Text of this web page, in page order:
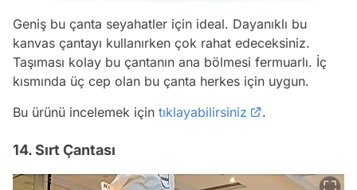
Geniş bu çanta seyahatler için ideal. Dayanıklı bu
kanvas çantayı kullanırken çok rahat edeceksiniz.
Taşıması kolay bu çantanın ana bölmesi fermuarlı. İç
kısmında üç cep olan bu çanta herkes için uygun.
Bu ürünü incelemek için tıklayabilirsiniz .
14. Sırt Çantası